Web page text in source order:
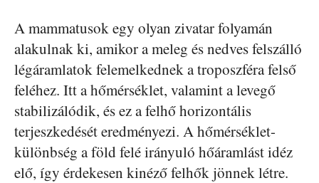
A mammatusok egy olyan zivatar folyamán
alakulnak ki, amikor a meleg és nedves felszálló
légáramlatok felemelkednek a troposzféra felső
feléhez. Itt a hőmérséklet, valamint a levegő
stabilizálódik, és ez a felhő horizontális
terjeszkedését eredményezi. A hőmérséklet-
különbség a föld felé irányuló hőáramlást idéz
elő, így érdekesen kinéző felhők jönnek létre.